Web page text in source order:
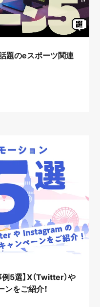
題のeスポーツ関連
5選】X（Twitter）や
をご紹介！